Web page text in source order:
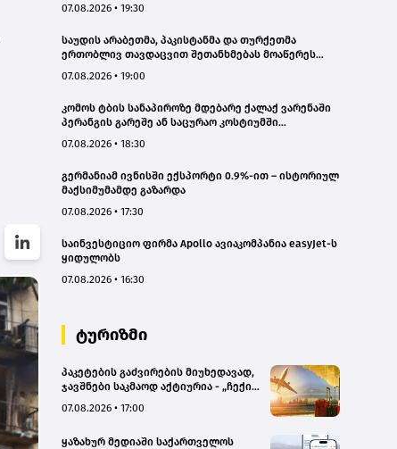
„გარდიანი“
07.08.2026 • 19:30
საუდის არაბეთმა, პაკისტანმა და თურქეთმა
ერთობლივ თავდაცვით შეთანხმებას მოაწერეს
07.08.2026 • 19:00
კომოს ტბის სანაპიროზე მდებარე ქალაქ ვარენაში
პერანგის გარეშე ან საცურაო კოსტიუმში
მოუწევთ
07.08.2026 • 18:30
გერმანიამ ივნისში ექსპორტი 0.9%-ით – ისტორიულ
მაქსიმუმამდე გაზარდა
07.08.2026 • 17:30
საინვესტიციო ფირმა Apollo ავიაკომპანია easyJet-ს
ყიდულობს
07.08.2026 • 16:30
ტურიზმი
პაკეტების გაძვირების მიუხედავად,
ჯავშნები საკმაოდ აქტიურია - „ჩექინ
07.08.2026 • 17:00
ყაზახურ მედიაში საქართველოს